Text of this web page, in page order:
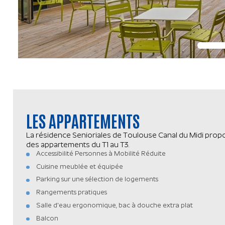
LES APPARTEMENTS
La résidence Senioriales de Toulouse Canal du Midi
des appartements du T1 au T3.
Accessibilité Personnes à Mobilité Réduite
Cuisine meublée et équipée
Parking sur une sélection de logements
Rangements pratiques
Salle d'eau ergonomique, bac à douche extra plat
Balcon